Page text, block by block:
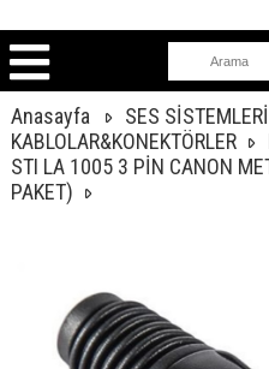
Anasayfa
SES SİSTEMLERİ
KABLOLAR&KONEKTÖRLER
STI LA 1005 3 PİN CANON
PAKET)